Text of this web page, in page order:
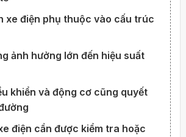
xe điện phụ thuộc vào cấu trúc
ảnh hưởng lớn đến hiệu suất
khiển và động cơ cũng quyết
điện cần được kiểm tra hoặc